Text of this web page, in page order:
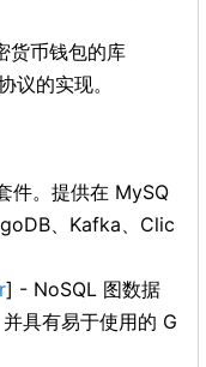
货币钱包的库
的实现。
件。提供在 MySQ
、Kafka、Clic
] - NoSQL 图数据
具有易于使用的 G